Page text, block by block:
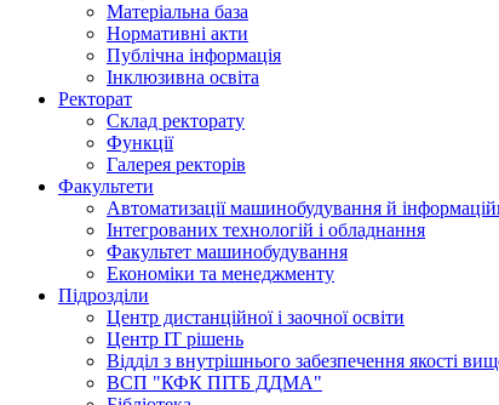
Матеріальна база
Нормативні акти
Публічна інформація
Інклюзивна освіта
Ректорат
Склад ректорату
Функції
Галерея ректорів
Факультети
Автоматизації машинобудування й
Інтегрованих технологій і обладнання
Факультет машинобудування
Економіки та менеджменту
Підрозділи
Центр дистанційної і заочної освіти
Центр ІТ рішень
Відділ з внутрішнього забезпечення якості
ВСП "КФК ПІТБ ДДМА"